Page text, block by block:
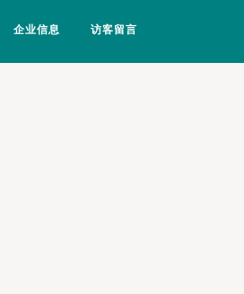
企业信息 访客留言